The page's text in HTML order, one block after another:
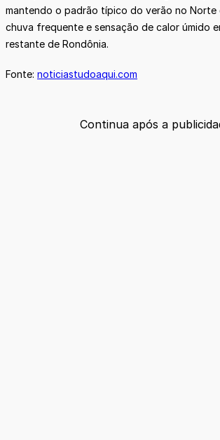
mantendo o padrão típico do verão no Norte
chuva frequente e sensação de calor úmido
restante de Rondônia.
Fonte: noticiastudoaqui.com
Continua após a